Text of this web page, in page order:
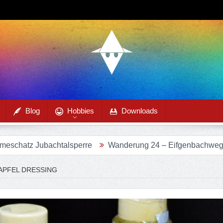
Blog Hobbies Downloads
Wanderung 24 – Eifgenbachweg im
DRESSING